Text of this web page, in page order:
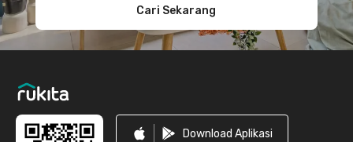
Cari Sekarang
Download Aplikasi